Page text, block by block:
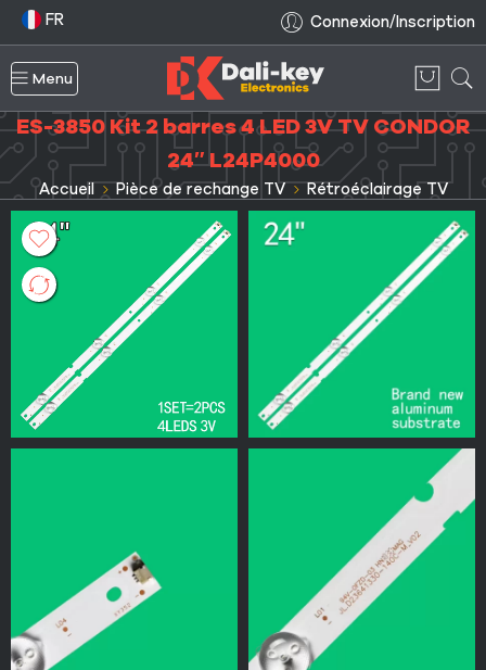
FR Connexion/Inscription
Menu
ES-3850 Kit 2 barres 4 LED 3V TV CONDOR
24″ L24P4000
Accueil Pièce de rechange TV Rétroéclairage TV